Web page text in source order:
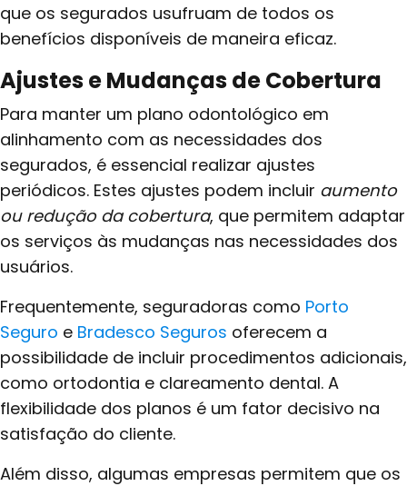
que os segurados usufruam de todos os
benefícios disponíveis de maneira eficaz.
Ajustes e Mudanças de Cobertura
Para manter um plano odontológico em
alinhamento com as necessidades dos
segurados, é essencial realizar ajustes
periódicos. Estes ajustes podem incluir aumento
ou redução da cobertura, que permitem adaptar
os serviços às mudanças nas necessidades dos
usuários.
Frequentemente, seguradoras como Porto
Seguro e Bradesco Seguros oferecem a
possibilidade de incluir procedimentos adicionais,
como ortodontia e clareamento dental. A
flexibilidade dos planos é um fator decisivo na
satisfação do cliente.
Além disso, algumas empresas permitem que os